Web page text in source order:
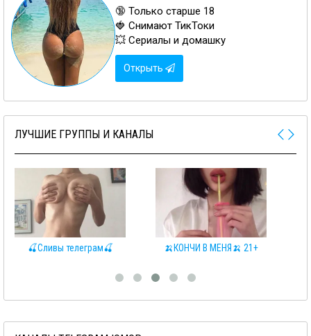
🔞 Только старше 18
🍓 Снимают ТикТоки
💥 Сериалы и домашку
Открыть
ЛУЧШИЕ ГРУППЫ И КАНАЛЫ
🍌КОНЧИ В МЕНЯ🍌 21+ КЛУБНИЧКА 🍓